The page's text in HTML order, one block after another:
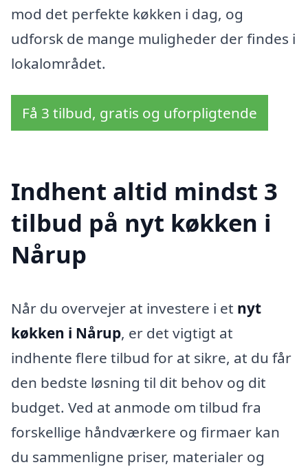
mod det perfekte køkken i dag, og
udforsk de mange muligheder der findes i
lokalområdet.
Få 3 tilbud, gratis og uforpligtende
Indhent altid mindst 3
tilbud på nyt køkken i
Nårup
Når du overvejer at investere i et nyt
køkken i Nårup, er det vigtigt at
indhente flere tilbud for at sikre, at du får
den bedste løsning til dit behov og dit
budget. Ved at anmode om tilbud fra
forskellige håndværkere og firmaer kan
du sammenligne priser, materialer og